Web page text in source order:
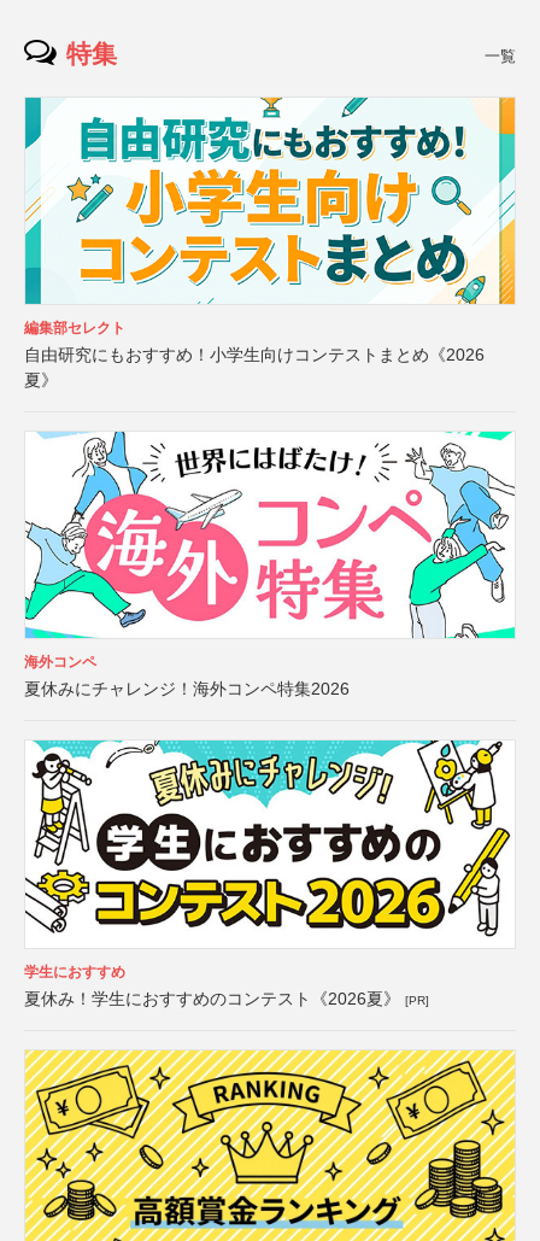
特集 一覧
編集部セレクト
自由研究にもおすすめ！小学生向けコンテストまとめ《2026
夏》
海外コンペ
夏休みにチャレンジ！海外コンペ特集2026
学生におすすめ
夏休み！学生におすすめのコンテスト《2026夏》 [PR]